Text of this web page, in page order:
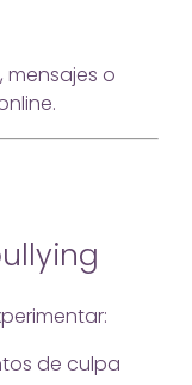
mensajes o
de culpa